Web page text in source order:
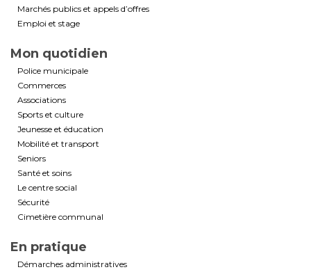
Marchés publics et appels d’offres
Emploi et stage
Mon quotidien
Police municipale
Commerces
Associations
Sports et culture
Jeunesse et éducation
Mobilité et transport
Seniors
Santé et soins
Le centre social
Sécurité
Cimetière communal
En pratique
Démarches administratives